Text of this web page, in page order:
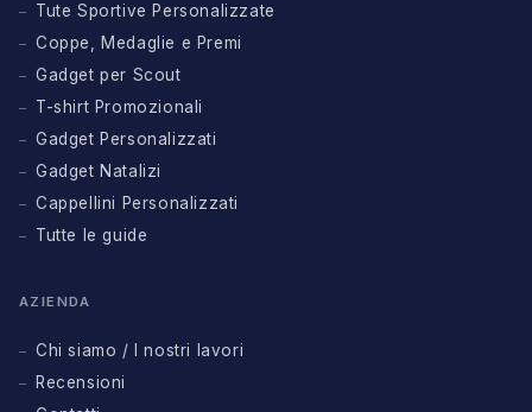
Tute Sportive Personalizzate
Coppe, Medaglie e Premi
Gadget per Scout
T-shirt Promozionali
Gadget Personalizzati
Gadget Natalizi
Cappellini Personalizzati
Tutte le guide
AZIENDA
Chi siamo / I nostri lavori
Recensioni